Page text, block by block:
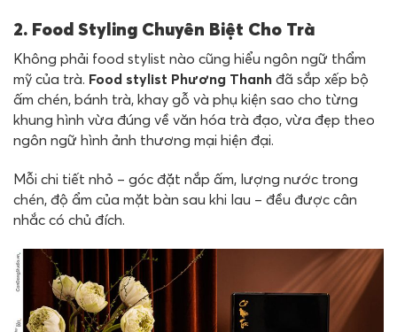
2. Food Styling Chuyên Biệt Cho Trà
Không phải food stylist nào cũng hiểu ngôn ngữ thẩm
mỹ của trà. Food stylist Phương Thanh đã sắp xếp bộ
ấm chén, bánh trà, khay gỗ và phụ kiện sao cho từng
khung hình vừa đúng về văn hóa trà đạo, vừa đẹp theo
ngôn ngữ hình ảnh thương mại hiện đại.
Mỗi chi tiết nhỏ – góc đặt nắp ấm, lượng nước trong
chén, độ ẩm của mặt bàn sau khi lau – đều được cân
nhắc có chủ đích.